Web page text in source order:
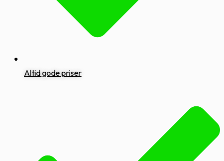
Altid gode priser